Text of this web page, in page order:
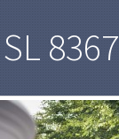
SL 8367